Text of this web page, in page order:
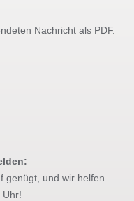
Nachricht als PDF.
genügt, und wir helfen
Uhr!